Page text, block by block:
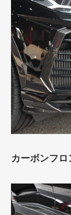
カーボンフ